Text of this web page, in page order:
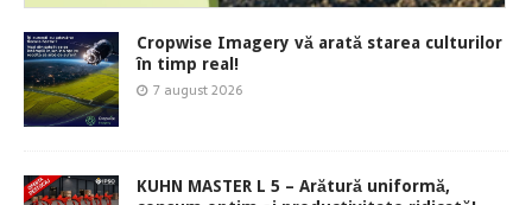
Cropwise Imagery vă arată starea culturilor
în timp real!
7 august 2026
KUHN MASTER L 5 – Arătură uniformă,